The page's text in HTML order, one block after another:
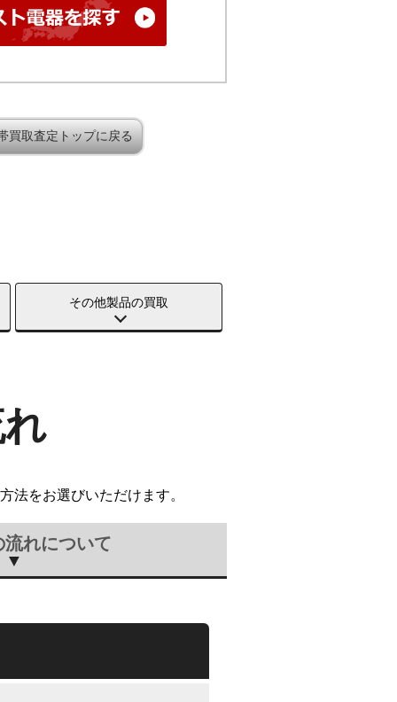
買取査定トップに戻る
その他製品の買取
法をお選びいただけます。
れについて